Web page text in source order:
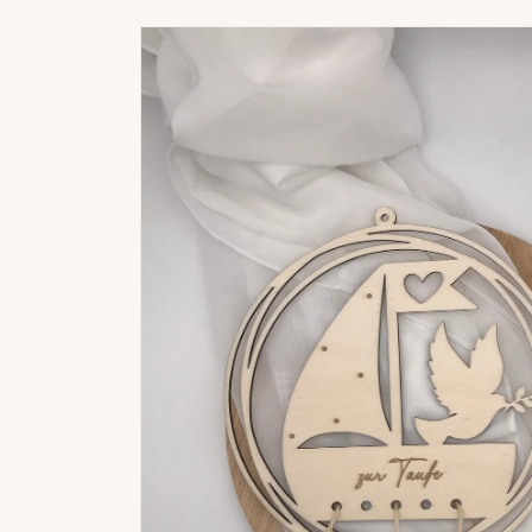
Produktinformationen